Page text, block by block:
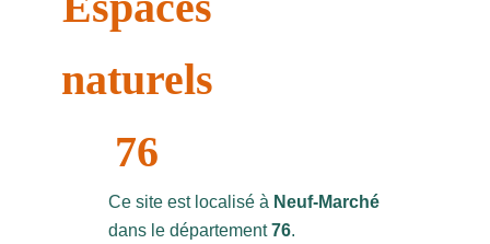
naturels
76
Ce site est localisé à Neuf-Marché
dans le département76.